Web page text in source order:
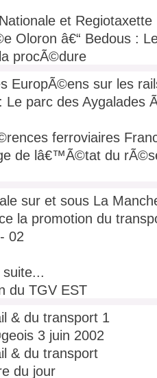
et Regiotaxette
Oloron â€“ Bedous :
procÃ©dure
financier" des futures
: Les devis de RFF
infrastructures
France
EuropÃ©ens sur les
Le parc des Aygalades
ferroviaires
de lâ€™Ã©tat du
ferroviaires : Quels
de lâ€™autoroute Ã
Orge : Mise en ordre
â€“ Espagne
sa logistique Ã
pour
: le courage de la
stratÃ©gies
sur et sous La
la promotion du
02
du TGV EST
Sud de la France
Â» !!
camions dans le nord
& du transport 1
3 juin 2002
& du transport
du jour